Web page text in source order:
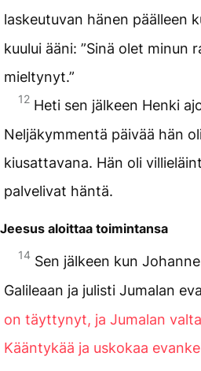
laskeutuvan hänen päälleen
kuului ääni: ”Sinä olet minun
mieltynyt.”
12 Heti sen jälkeen Henki
Neljäkymmentä päivää hän
kiusattavana. Hän oli
palvelivat häntä.
Jeesus aloittaa toimintansa
14 Sen jälkeen kun
Galileaan ja julisti Jumalan
on täyttynyt, ja Jumalan
Kääntykää ja uskokaa